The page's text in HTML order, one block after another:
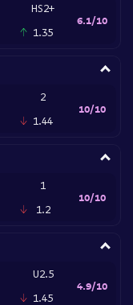
HS2+
1.35
6.1/10
2
1.44
10/10
1
1.2
10/10
U2.5
1.45
4.9/10